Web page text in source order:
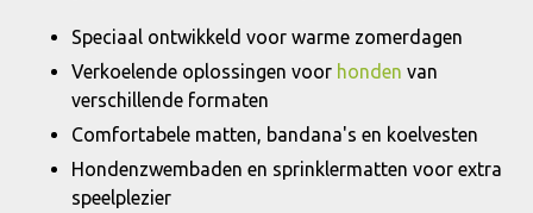
Speciaal ontwikkeld voor warme zomerdagen
Verkoelende oplossingen voor honden van
verschillende formaten
Comfortabele matten, bandana's en koelvesten
Hondenzwembaden en sprinklermatten voor extra
speelplezier